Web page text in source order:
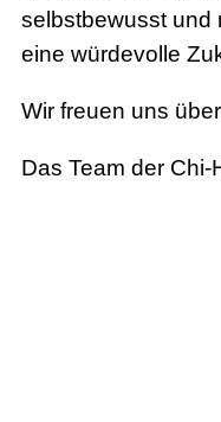
selbstbewusst und
eine würdevolle
Wir freuen uns
Das Team der Chi-